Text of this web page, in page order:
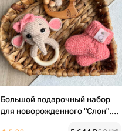
Большой подарочный набор
для новорожденного "Слон".